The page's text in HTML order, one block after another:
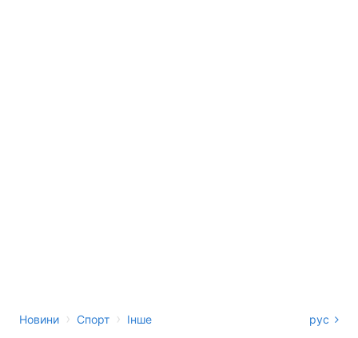
Новини › Спорт › Інше рус